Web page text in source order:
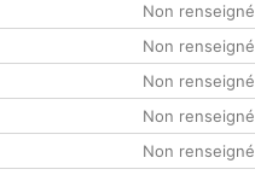
Non renseigné
Non renseigné
Non renseigné
Non renseigné
Non renseigné